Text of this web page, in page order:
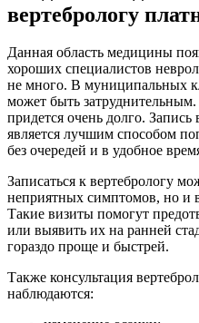
вертебрологу
Данная область медицины
хороших специалистов
не много. В муниципальных
может быть
придется очень долго.
является лучшим способом
без очередей и в удобное
Записаться к вертебрологу
неприятных симптомов, но и
Такие визиты помогут
или выявить их на ранней
гораздо проще и быстрей.
Также консультация
наблюдаются: